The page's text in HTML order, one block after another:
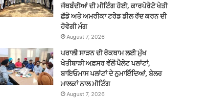
ਜੱਥਬੰਦੀਆਂ ਦੀ ਮੀਟਿੰਗ ਹੋਈ, ਕਾਰਪੋਰੇਟੋ ਖੇਤੀ
ਛੱਡੋ ਅਤੇ ਅਮਰੀਕਾ ਟਰੇਡ ਡੀਲ ਰੱਦ ਕਰਨ ਦੀ
ਹੋਵੇਗੀ ਮੰਗ
August 7, 2026
ਪਰਾਲੀ ਸਾੜਨ ਦੀ ਰੋਕਥਾਮ ਲਈ ਮੁੱਖ
ਖੇਤੀਬਾੜੀ ਅਫ਼ਸਰ ਵੱਲੋਂ ਪੈਲੇਟ ਪਲਾਂਟਾਂ,
ਬਾਇਓਮਾਸ ਪਲਾਂਟਾਂ ਦੇ ਨੁਮਾਇੰਦਿਆਂ, ਬੇਲਰ
ਮਾਲਕਾਂ ਨਾਲ ਮੀਟਿੰਗ
August 7, 2026